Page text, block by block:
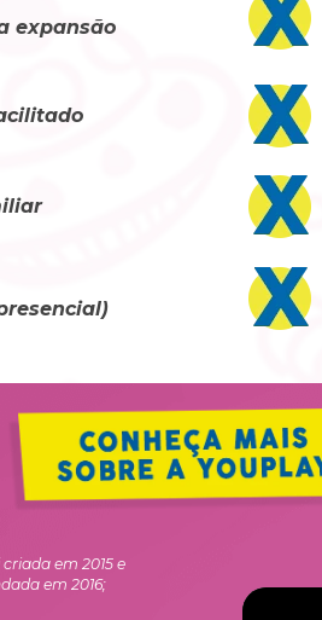
expansão
criada em 2015 e
em 2016;